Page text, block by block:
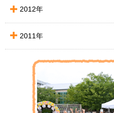
2012年
2011年